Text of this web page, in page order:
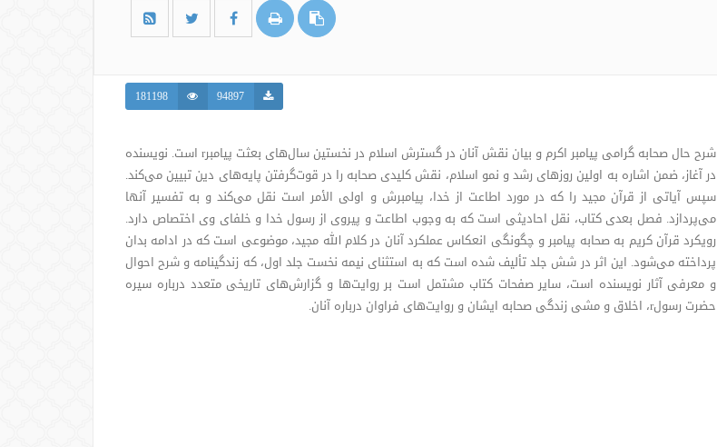
94897
181198
شرح حال صحابه گرامی پیامبر اکرم و بیان نقش آنان در گسترش اسلام در نخستین سال‌های بعثت پیامبرr است. نویسنده
در آغاز، ضمن اشاره به اولین روزهای رشد و نمو اسلام، نقش کلیدی صحابه را در قوت‌گرفتن پایه‌های دین تبیین می‌کند.
سپس آیاتی از قرآن مجید را که در مورد اطاعت از خدا، پیامبرش و اولی الأمر است نقل می‌کند و به تفسیر آنها
می‌پردازد. فصل بعدی کتاب، نقل احادیثی است که به وجوب اطاعت و پیروی از رسول خدا و خلفای وی اختصاص دارد.
رویکرد قرآن کریم به صحابه پیامبر و چگونگی انعکاس عملکرد آنان در کلام الله مجید، موضوعی است که در ادامه بدان
پرداخته می‌شود. این اثر در شش جلد تألیف شده است که به استثنای نیمه نخست جلد اول، که زندگینامه و شرح احوال
و معرفی آثار نویسنده است، سایر صفحات کتاب مشتمل است بر روایت‌ها و گزارش‌های تاریخی متعدد درباره سیره
حضرت رسولr، اخلاق و مشی زندگی صحابه ایشان و روایت‌های فراوان درباره آنان.